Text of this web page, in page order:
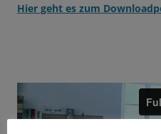
Hier geht es zum